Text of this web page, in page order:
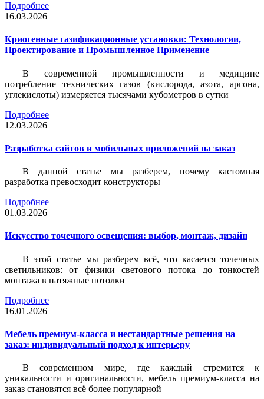
Подробнее
16.03.2026
Криогенные газификационные установки: Технологии,
Проектирование и Промышленное Применение
В современной промышленности и медицине
потребление технических газов (кислорода, азота, аргона,
углекислоты) измеряется тысячами кубометров в сутки
Подробнее
12.03.2026
Разработка сайтов и мобильных приложений на заказ
В данной статье мы разберем, почему кастомная
разработка превосходит конструкторы
Подробнее
01.03.2026
Искусство точечного освещения: выбор, монтаж, дизайн
В этой статье мы разберем всё, что касается точечных
светильников: от физики светового потока до тонкостей
монтажа в натяжные потолки
Подробнее
16.01.2026
Мебель премиум-класса и нестандартные решения на
заказ: индивидуальный подход к интерьеру
В современном мире, где каждый стремится к
уникальности и оригинальности, мебель премиум-класса на
заказ становятся всё более популярной